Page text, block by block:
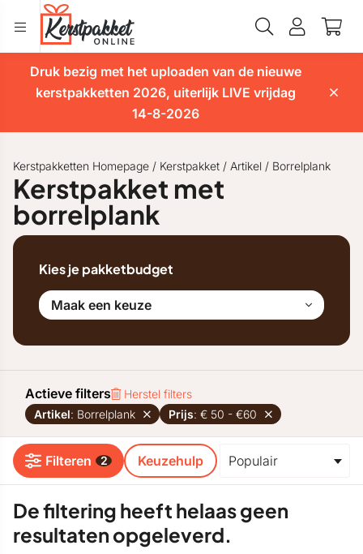
Druk bezig met het uploaden van de nieuwe
kerstpakketten 2026, uiterlijk LIVE vrijdag
14-8-2026
Kerstpakketten Homepage / Kerstpakket / Artikel / Borrelplank
Kerstpakket met
borrelplank
Kies je pakketbudget
Maak een keuze
Actieve filters
Herstel filters
Artikel: Borrelplank Prijs: € 50 - €60
Filteren 2 Keuzehulp
De filtering heeft helaas geen
resultaten opgeleverd.